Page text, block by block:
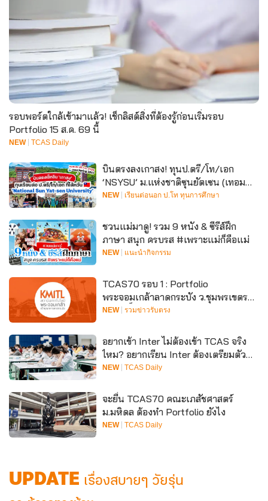
รอบพอร์ตใกล้เข้ามาแล้ว! เช็กลิสต์สิ่งที่ต้องรู้ก่อนเริ่มรอบ
Portfolio 15 ส.ค. 69 นี้
NEW TCAS Daily
บินตรงลงเกาสง! ทุนป.ตรี/โท/เอก
‘NSYSU’ ม.แห่งชาติซุนยัตเซน (เทอม
Spring 2027)
NEW เรียนต่อนอก ป.โท ทุนการศึกษา
ชวนแม่มาดู! รวม 9 หนัง & ซีรีส์ฝึก
ภาษา สนุก ครบรส #เพราะแม่ก็คือแม่
NEW แนะนำกิจกรรม
TCAS70 รอบ 1 : Portfolio
พระจอมเกล้าลาดกระบัง ว.ชุมพรเขตรอุ
ดมศักดิ์
NEW รวมข่าวรับตรง
อยากเข้า Inter ไม่ต้องเข้า TCAS จริง
ไหม? อยากเรียน Inter ต้องเตรียมตัวยัง
ไง
NEW TCAS Daily
จะยื่น TCAS70 คณะเภสัชศาสตร์
ม.มหิดล ต้องทำ Portfolio ยังไง
NEW TCAS Daily
UPDATE เรื่องสบายๆ วัยรุ่น